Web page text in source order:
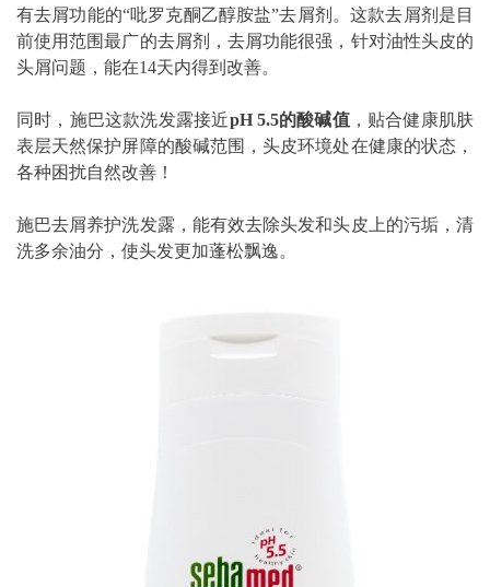
有去屑功能的“吡罗克酮乙醇胺盐”去屑剂。这款去屑剂是目
前使用范围最广的去屑剂，去屑功能很强，针对油性头皮的
头屑问题，能在14天内得到改善。
同时，施巴这款洗发露接近pH 5.5的酸碱值，贴合健康肌肤
表层天然保护屏障的酸碱范围，头皮环境处在健康的状态，
各种困扰自然改善！
施巴去屑养护洗发露，能有效去除头发和头皮上的污垢，清
洗多余油分，使头发更加蓬松飘逸。